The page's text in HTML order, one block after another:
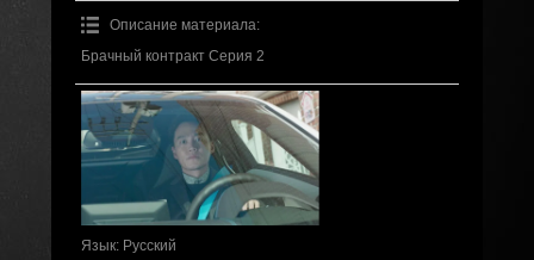
Описание материала:
Брачный контракт Серия 2
Язык: Русский